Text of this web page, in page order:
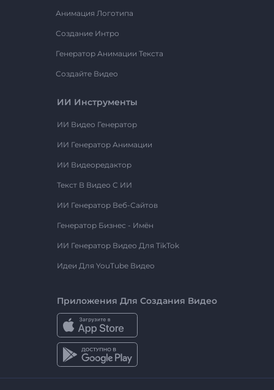
Анимация Логотипа
Создание Интро
Генератор Анимации Текста
Создайте Видео
ИИ Инструменты
ИИ Видео Генератор
ИИ Генератор Анимации
ИИ Видеоредактор
Текст В Видео С ИИ
ИИ Генератор Веб-Сайтов
Генератор Бизнес - Имён
ИИ Генератор Видео Для TikTok
Идеи Для YouTube Видео
Приложения Для Создания Видео